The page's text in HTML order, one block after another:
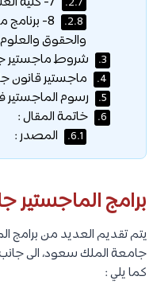
2.7.
2.8.
8- برنامج
والحقوق
3. شروط ماجستير
4. ماجستير قانون
5. رسوم
6. خاتمة المقال :
6.1. المصدر :
برامج
جامعة الملك سعود، الى
كما يلي :